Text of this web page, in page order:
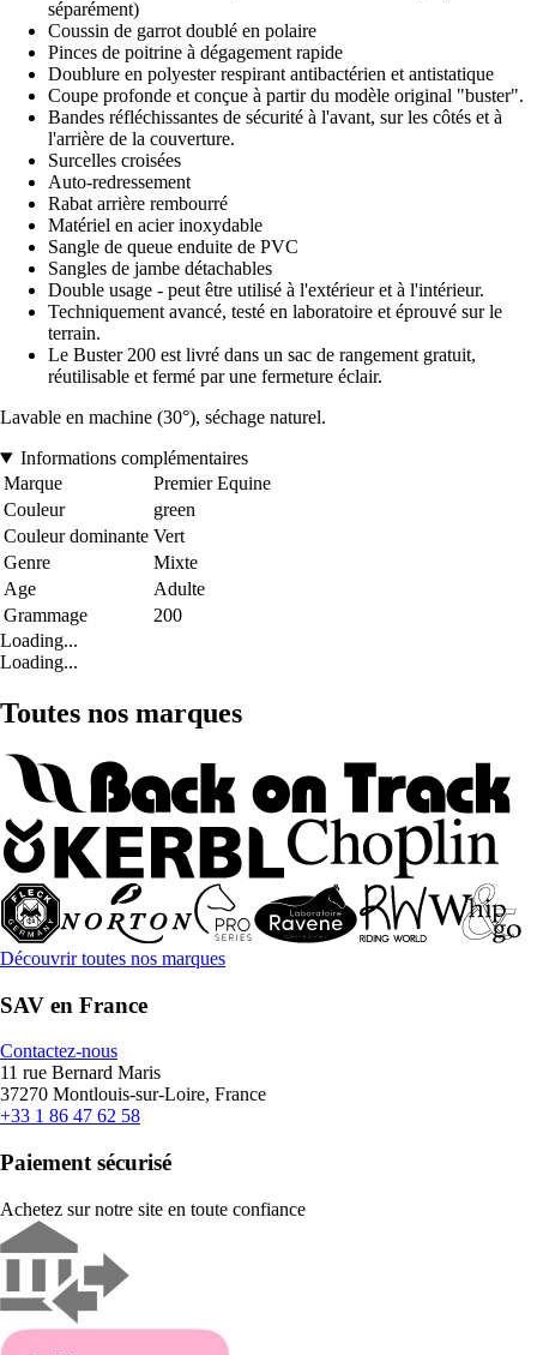
séparément)
Coussin de garrot doublé en polaire
Pinces de poitrine à dégagement rapide
Doublure en polyester respirant antibactérien et antistatique
Coupe profonde et conçue à partir du modèle original "buster".
Bandes réfléchissantes de sécurité à l'avant, sur les côtés et à
l'arrière de la couverture.
Surcelles croisées
Auto-redressement
Rabat arrière rembourré
Matériel en acier inoxydable
Sangle de queue enduite de PVC
Sangles de jambe détachables
Double usage - peut être utilisé à l'extérieur et à l'intérieur.
Techniquement avancé, testé en laboratoire et éprouvé sur le
terrain.
Le Buster 200 est livré dans un sac de rangement gratuit,
réutilisable et fermé par une fermeture éclair.
Lavable en machine (30°), séchage naturel.
Informations complémentaires
Marque
Premier Equine
Couleur
green
Couleur dominante Vert
Genre
Mixte
Age
Adulte
Grammage
200
Loading...
Loading...
Toutes nos marques
Découvrir toutes nos marques
SAV en France
Contactez-nous
11 rue Bernard Maris
37270 Montlouis-sur-Loire, France
+33 1 86 47 62 58
Paiement sécurisé
Achetez sur notre site en toute confiance